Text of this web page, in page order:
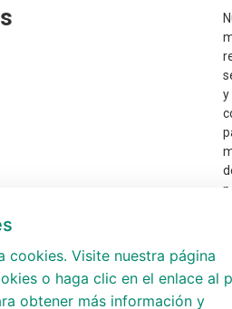
y
cookies. Visite nuestra página
o haga clic en el enlace al
obtener más información y